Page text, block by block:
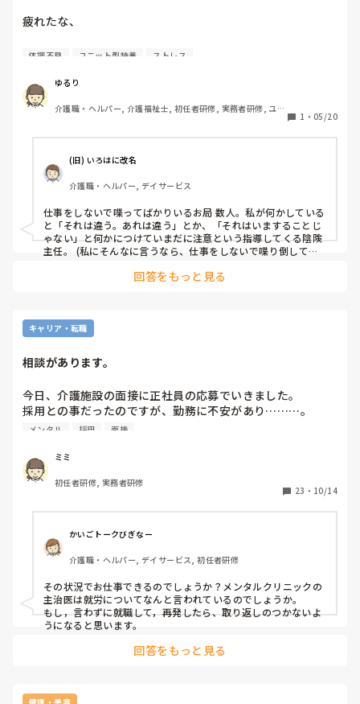
さて、実務上あり得るので色々申してきましたが、本来高齢者
の体調不良は自宅静養、念のための受診が普通にお伝えする、
疲れたな、
ぼーっとしてしまう（SNSをみる）
業務なんで遅くなっちゃうんだろう…。
体調不良 ユニット型特養 ストレス
ゆるり
介護職・ヘルパー, 介護福祉士, 初任者研修, 実務者研修, ユニ
1 ・ 05/20
(旧) いろはに改名
介護職・ヘルパー, デイサービス
仕事をしないで喋ってばかりいるお局 数人。私が何かしている
と「それは違う。あれは違う」とか、「それはいますることじ
ゃない」と何かにつけていまだに注意という指導してくる陰険
主任。 (私にそんなに言うなら、仕事をしないで喋り倒してい
「あれやれこれやれって言えよ」ってどんだけ思っているか)
員。
こんな連中にコテンパンにやられていて何百回やめようと思っ
たことか…
でも愚痴を聞いてくれたり、多少のミスは目をつぶってくれて
いる管理者 や、利用者のためにと頑張っている何人かの職員を
見ていると辞めたいと思いながらも、この人たちと一緒に仕事
をしたいなと思うとなかなかやめられないでいます。
回答をもっと見る
キャリア・転職
相談があります。
今日、介護施設の面接に正社員の応募でいきました。
採用との事だったのですが、勤務に不安があり………。
・現在メンタル的に精神科に通い始めた。(面接
時に対応した方には話さなかった)
・集中力散漫
・仕事が覚えられない
・心身がだるい。腹痛と吐き気が続いている。
・判断力がなくなった。
・頭がぼーっとする？ふわふわ？している感じが常にするよ
うになりました。
２０日にもう一度病院に行く予定です。
上記の理由から、内定先にも迷惑をかけると思いますので、
て欲しい。」と言われたのですが、現在診断がはっきりして
メンタル 採用 面接
ミミ
初任者研修, 実務者研修
23 ・ 10/14
かいごトークびぎなー
介護職・ヘルパー, デイサービス, 初任者研修
その状況でお仕事できるのでしょうか？メンタルクリニックの
主治医は就労についてなんと言われているのでしょうか。
もし，言わずに就職して，再発したら、取り返しのつかないよ
うになると思います。
回答をもっと見る